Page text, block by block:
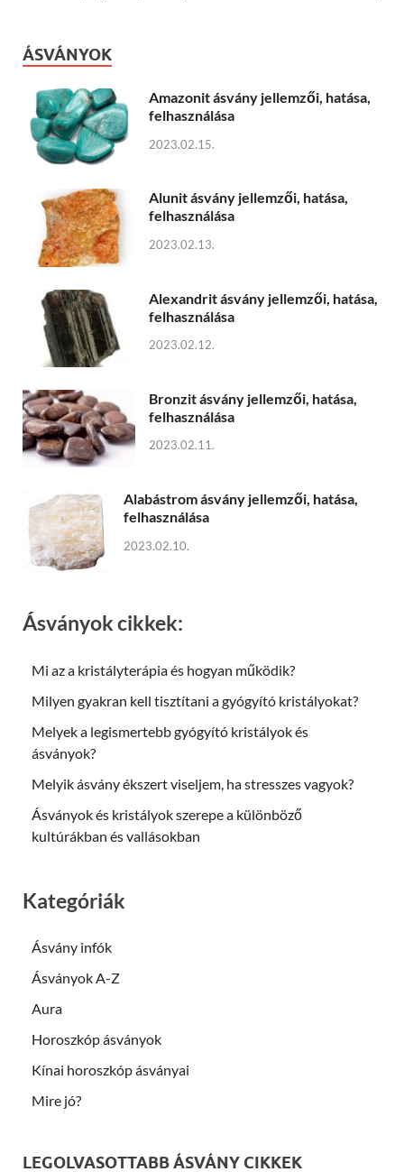
ÁSVÁNYOK
Amazonit ásvány jellemzői, hatása,
felhasználása
2023.02.15.
Alunit ásvány jellemzői, hatása,
felhasználása
2023.02.13.
Alexandrit ásvány jellemzői, hatása,
felhasználása
2023.02.12.
Bronzit ásvány jellemzői, hatása,
felhasználása
2023.02.11.
Alabástrom ásvány jellemzői, hatása,
felhasználása
2023.02.10.
Ásványok cikkek:
Mi az a kristályterápia és hogyan működik?
Milyen gyakran kell tisztítani a gyógyító kristályokat?
Melyek a legismertebb gyógyító kristályok és
ásványok?
Melyik ásvány ékszert viseljem, ha stresszes vagyok?
Ásványok és kristályok szerepe a különböző
kultúrákban és vallásokban
Kategóriák
Ásvány infók
Ásványok A-Z
Aura
Horoszkóp ásványok
Kínai horoszkóp ásványai
Mire jó?
LEGOLVASOTTABB ÁSVÁNY CIKKEK